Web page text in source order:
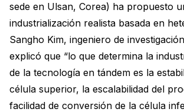
sede en Ulsan, Corea) ha propuesto
industrialización realista basada en
Sangho Kim, ingeniero de
explicó que “lo que determina la
de la tecnología en tándem es la
célula superior, la escalabilidad del
facilidad de conversión de la célula